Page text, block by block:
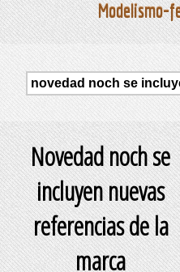
Modelismo-
Novedad noch se
incluyen nuevas
referencias de la
marca